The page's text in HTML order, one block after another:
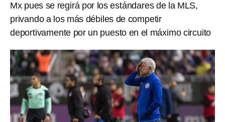
Mx pues se regirá por los estándares de la MLS,
privando a los más débiles de competir
deportivamente por un puesto en el máximo circuito